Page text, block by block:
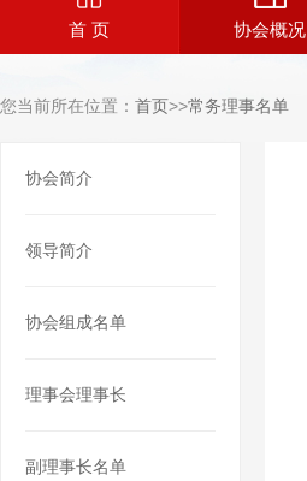
首 页 协会概况
您当前所在位置： 首页>>常务理事名单
协会简介
领导简介
协会组成名单
理事会理事长
副理事长名单